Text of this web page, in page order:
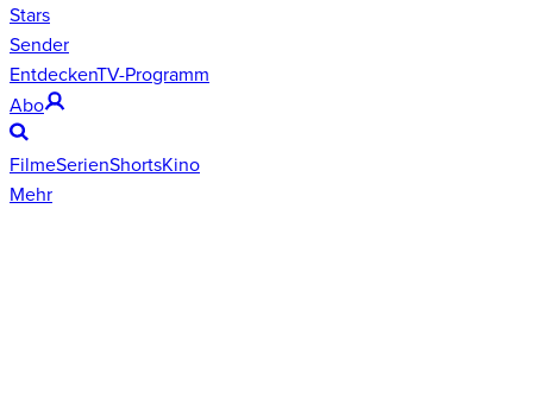
Stars
Sender
EntdeckenTV-Programm
Abo
FilmeSerienShortsKino
Mehr